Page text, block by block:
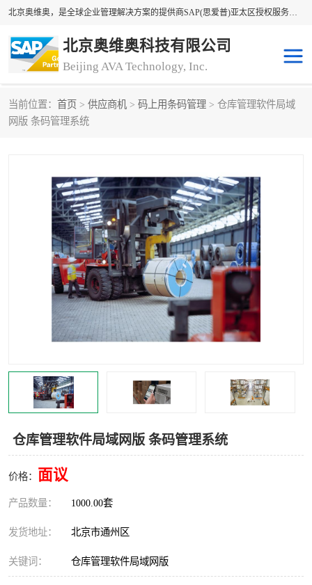
北京奥维奥，是全球企业管理解决方案的提供商SAP(思爱普)亚太区授权服务商领军者，SAP金牌服务商和代理商。企业ERP系统软件，SAP软件实施，17年来服务客户1500多家。提供SAP Business One，SAP Business ByDesign，SAP S/4HANA Cloud，SAP Analytics Cloud （分析云）等产品与解决方案。咨询专线：400-890-8880
北京奥维奥科技有限公司
Beijing AVA Technology, Inc.
当前位置： 首页 > 供应商机 > 码上用条码管理 > 仓库管理软件局域
网版 条码管理系统
仓库管理软件局域网版 条码管理系统
价格： 面议
产品数量： 1000.00套
发货地址： 北京市通州区
关键词： 仓库管理软件局域网版
sap系统
sap软件开发 sap管理系统
码上用条码管理 扫码系统
工厂ERP软件 制造业ERP系统
工厂ERP系统 皮具厂erp系统
食品厂erp系统 塑胶厂erp系统
小工厂erp系统 印染厂erp系统